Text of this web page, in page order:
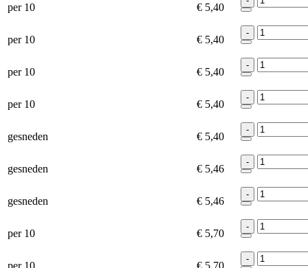
per 10 € 5,40
per 10 € 5,40
-
per 10 € 5,40
-
per 10 € 5,40
-
gesneden € 5,40
-
gesneden € 5,46
-
gesneden € 5,46
-
per 10 € 5,70
-
per 10 € 5,70
-